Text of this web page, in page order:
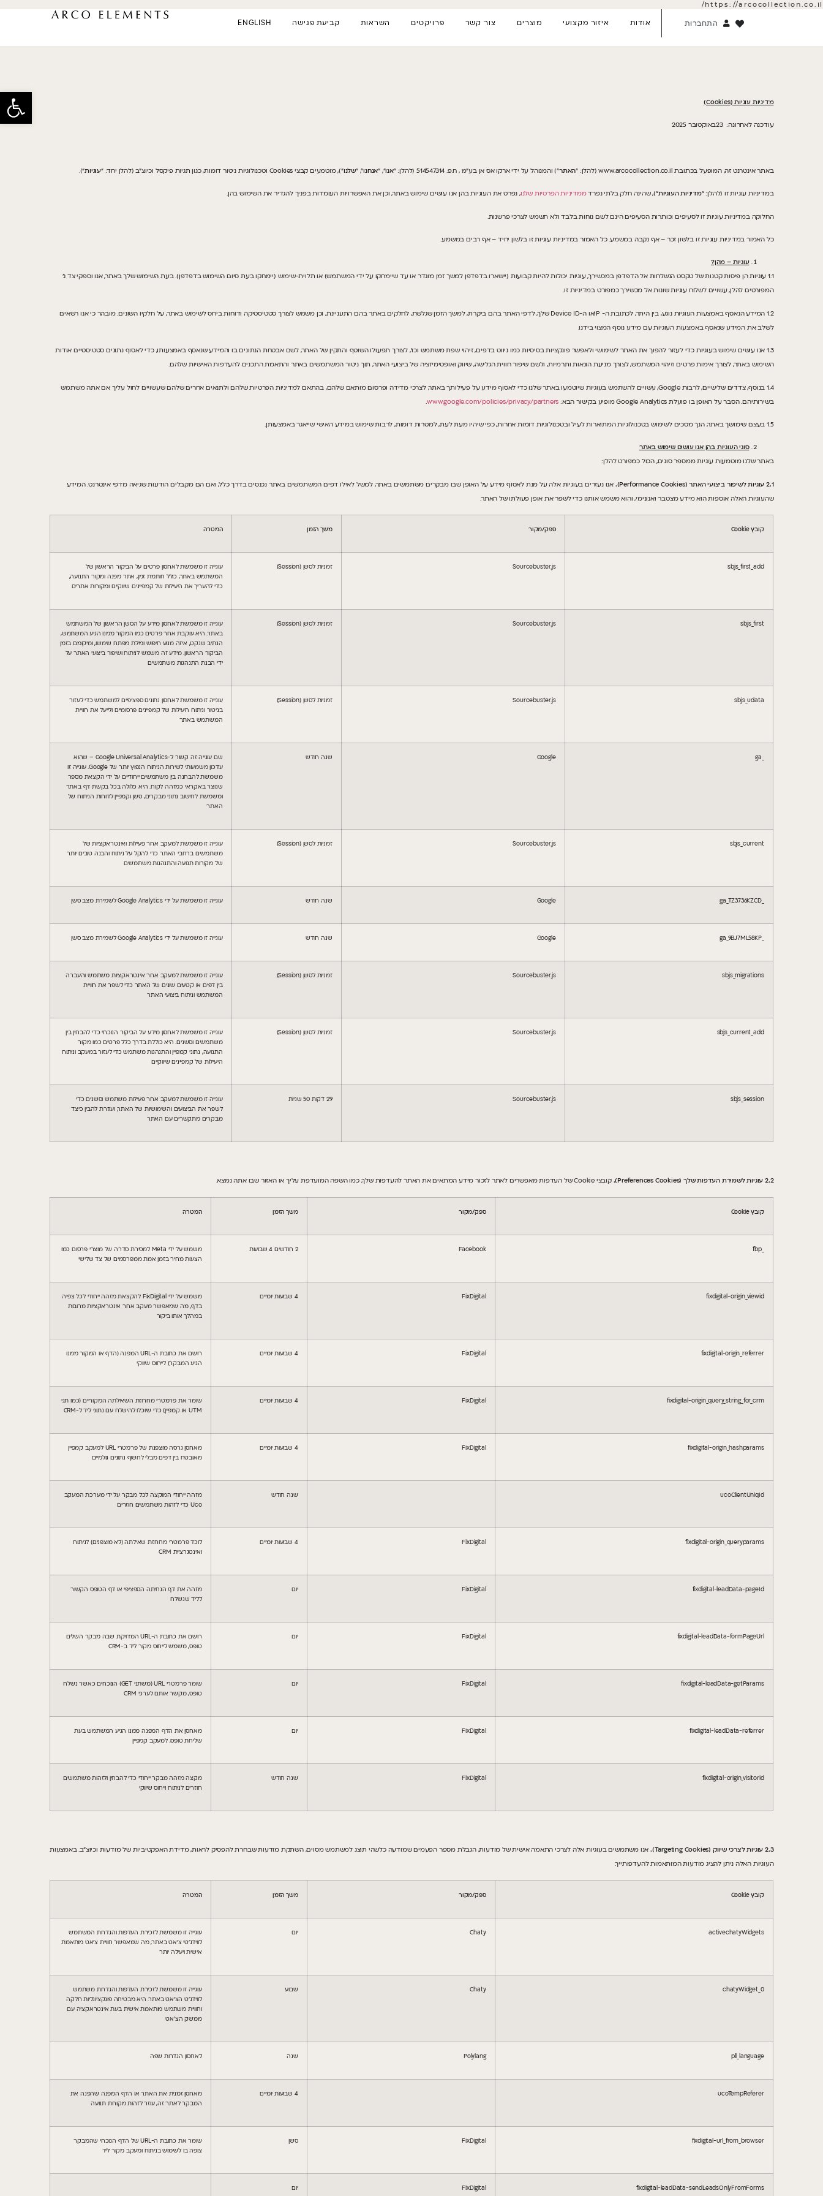
https://arcocollection.co.il/
התחברות אודות איזור מקצועי מוצרים צור קשר פרויקטים השראות קביעת פגישה ENGLISH
מדיניות עוגיות (
Cookies
)
עודכנה לאחרונה: 23באוקטובר 2025
באתר אינטרנט זה, המופעל בכתובת www.arcocollection.co.il (להלן: “ האתר“) והמנוהל על ידי ארקו אס אן בע”מ , ח.פ. 514547314 (להלן: “ אנו“, “אנחנו“, “שלנו“), מוטמעים קבצי Cookies וטכנולוגיות ניטור דומות, כגון תגיות פיקסל וכיוצ”ב (להלן יחד: “ עוגיות“).
במדיניות עוגיות זו (להלן: “מדיניות העוגיות“), שהינה חלק בלתי נפרדממדיניות הפרטיות שלנו, נפרט את העוגיות בהן אנו עושים שימוש באתר, וכן את האפשרויות העומדות בפניך להגדיר את השימוש בהן.
החלוקה במדיניות עוגיות זו לסעיפים וכותרות הסעיפים הינם לשם נוחות בלבד ולא תשמש לצרכי פרשנות.
כל האמור במדיניות עוגיות זו בלשון זכר – אף נקבה במשמע. כל האמור במדיניות עוגיות זו בלשון יחיד – אף רבים במשמע.
עוגיות – מהן?
1.1 עוגיות הן פיסות קטנות של טקסט הנשלחות אל הדפדפן במכשירך, עוגיות יכולות להיות קבועות (יישארו בדפדפן למשך זמן מוגדר או עד שיימחקו על ידי המשתמש) או תלוית-שימוש (יימחקו בעת סיום השימוש בדפדפן). בעת השימוש שלך באתר, אנו וספקי צד ג’
המפורטים להלן, עשויים לשלוח עוגיות שונות אל מכשירך כמפורט במדיניות זו.
1.2 המידע הנאסף באמצעות העוגיות נוגע, בין היתר, לכתובת ה- IPאו ה-Device ID שלך, לדפי האתר בהם ביקרת, למשך הזמן שגלשת, לחלקים באתר בהם התעניינת, וכן משמש לצורך סטטיסטיקה ודוחות ביחס לשימוש באתר, על חלקיו השונים. מובהר כי אנו רשאים
לשלב את המידע שנאסף באמצעות העוגיות עם מידע נוסף המצוי בידנו.
1.3 אנו עושים שימוש בעוגיות כדי לעזור להפוך את האתר לשימושי ולאפשר פונקציות בסיסיות כמו ניווט בדפים, זיהוי שפת משתמש וכו’, לצורך תפעולו השוטף והתקין של האתר, לשם אבטחת הנתונים בו והמידע שנאסף באמצעותו, כדי לאסוף נתונים סטטיסטיים אודות
השימוש באתר, לצורך אימות פרטים וזיהוי המשתמש, לצורך מניעת הונאות ותרמיות, ולשם שיפור חווית הגלישה, שיווק ואופטימיזציה של ביצועי האתר, תוך ניטור המשתמשים באתר והתאמת התכנים להעדפות האישיות שלהם.
1.4 בנוסף, צדדים שלישיים, לרבות Google, עשויים להשתמש בעוגיות שיוטמעו באתר שלנו כדי לאסוף מידע על פעילותך באתר, לצרכי מדידה ופרסום מותאם שלהם, בהתאם למדיניות הפרטיות שלהם ולתנאים אחרים שלהם שעשויים לחול עליך אם אתה משתמש
בשירותיהם. הסבר על האופן בו פועלת Google Analytics מופיע בקישור הבא:
www.google.com/policies/privacy/partners
.
1.5 בעצם שימושך באתר, הנך מסכים לשימוש בטכנולוגיות המתוארות לעיל ובטכנולוגיות דומות אחרות, כפי שיהיו מעת לעת, למטרות דומות, לרבות שימוש במידע האישי שייאגר באמצעותן.
סוגי העוגיות בהן אנו עושים שימוש באתר
באתר שלנו מוטמעות עוגיות ממספר סוגים, הכול כמפורט להלן:
2.1 עוגיות לשיפור ביצועי האתר ( Performance Cookies
). אנו נעזרים בעוגיות אלה על מנת לאסוף מידע על האופן שבו מבקרים משתמשים באתר, למשל לאילו דפים המשתמשים באתר נכנסים בדרך כלל, ואם הם מקבלים הודעות שגיאה מדפי אינטרנט. המידע
שהעוגיות האלה אוספות הוא מידע מצטבר ואנונימי, והוא משמש אותנו כדי לשפר את אופן פעולתו של האתר.
קובץCookie ספק/מקור משך הזמן המטרה
sbjs_first_add
Sourcebuster.js זמניות לסשן (Session)
עוגייה זו משמשת לאחסון פרטים על הביקור הראשון של
המשתמש באתר, כולל חותמת זמן, אתר מפנה ומקור התנועה,
כדי להעריך את היעילות של קמפיינים שיווקיים ומקורות אתרים
sbjs_first
Sourcebuster.js זמניות לסשן (Session)
עוגייה זו משמשת לאחסון מידע על הסשן הראשון של המשתמש
באתר. היא עוקבת אחר פרטים כמו המקור ממנו הגיע המשתמש,
הנתיב שנקט, איזה מנוע חיפוש ומילת מפתח שימשו, ומיקומם בזמן
הביקור הראשון. מידע זה משמש לניתוח ושיפור ביצועי האתר על
ידי הבנת התנהגות משתמשים
sbjs_udata
Sourcebuster.js זמניות לסשן (Session)
עוגייה זו משמשת לאחסון נתונים ספציפיים למשתמש כדי לעזור
בניטור וניתוח היעילות של קמפיינים פרסומיים ולייעל את חוויית
המשתמש באתר
Google שנה חודש
שם עוגייה זה קשור ל-Google Universal Analytics – שהוא
עדכון משמעותי לשירות הניתוח הנפוץ יותר של Google. עוגייה זו
משמשת להבחנה בין משתמשים ייחודיים על ידי הקצאת מספר
שנוצר באקראי כמזהה לקוח. היא כלולה בכל בקשת דף באתר
ומשמשת לחישוב נתוני מבקרים, סשן וקמפיין לדוחות הניתוח של
האתר
sbjs_current
Sourcebuster.js זמניות לסשן (Session)
עוגייה זו משמשת למעקב אחר פעילות ואינטראקציות של
משתמשים ברחבי האתר כדי להקל על ניתוח והבנה טובים יותר
של מקורות תנועה והתנהגות משתמשים
_ga_TZ3736KZCD
Google שנה חודש עוגייה זו משמשת על ידי Google Analytics לשמירת מצב סשן
_ga_9BJ7ML58KP
Google שנה חודש עוגייה זו משמשת על ידי Google Analytics לשמירת מצב סשן
sbjs_migrations
Sourcebuster.js זמניות לסשן (Session)
עוגייה זו משמשת למעקב אחר אינטראקציות משתמש והעברה
בין דפים או קטעים שונים של האתר כדי לשפר את חוויית
המשתמש וניתוח ביצועי האתר
sbjs_current_add
Sourcebuster.js זמניות לסשן (Session)
עוגייה זו משמשת לאחסון מידע על הביקור הנוכחי כדי להבחין בין
משתמשים וסשנים. היא כוללת בדרך כלל פרטים כמו מקור
התנועה, נתוני קמפיין והתנהגות משתמש כדי לעזור במעקב וניתוח
היעילות של קמפיינים שיווקיים
sbjs_session
Sourcebuster.js 29 דקות 50 שניות
עוגייה זו משמשת למעקב אחר פעילות משתמש וסשנים כדי
לשפר את הביצועים והשימושיות של האתר, ועוזרת להבין כיצד
מבקרים מתקשרים עם האתר
2.2 עוגיות לשמירת העדפות שלך ( Preferences Cookies
).קובצי Cookie של העדפות מאפשרים לאתר לזכור מידע המתאים את האתר להעדפות שלך, כמו השפה המועדפת עליך או האזור שבו אתה נמצא.
קובץCookie ספק/מקור משך הזמן המטרה
_fbp
Facebook 2 חודשים 4 שבועות
משמש על ידי Meta למסירת סדרה של מוצרי פרסום כמו
הצעות מחיר בזמן אמת ממפרסמים של צד שלישי
fixdigital-origin_viewid
FixDigital 4 שבועות יומיים
משמש על ידי FixDigital להקצאת מזהה ייחודי לכל צפיה
בדף, מה שמאפשר מעקב אחר אינטראקציות מרובות
במהלך אותו ביקור
fixdigital-origin_referrer
FixDigital 4 שבועות יומיים
רושם את כתובת ה-URL המפנה (הדף או המקור ממנו
הגיע המבקר) לייחוס שיווקי
fixdigital-origin_query_string_for_crm
FixDigital 4 שבועות יומיים
שומר את פרמטרי מחרוזת השאילתה המקוריים (כמו תגי
UTM או קמפיין) כדי שיוכלו להישלח עם נתוני ליד ל-CRM
fixdigital-origin_hashparams
FixDigital 4 שבועות יומיים
מאחסן גרסה מוצפנת של פרמטרי URL למעקב קמפיין
מאובטח בין דפים מבלי לחשוף נתונים גולמיים
ucoClientUniqId שנה חודש
מזהה ייחודי המוקצה לכל מבקר על ידי מערכת המעקב
Uco כדי לזהות משתמשים חוזרים
fixdigital-origin_queryparams
FixDigital 4 שבועות יומיים
לוכד פרמטרי מחרוזת שאילתה (לא מוצפנים) לניתוח
ואינטגרציית CRM
fixdigital-leadData-pageId
FixDigital יום
מזהה את דף הנחיתה הספציפי או דף הטופס הקשור
לליד שנשלח
fixdigital-leadData-formPageUrl
FixDigital יום
רושם את כתובת ה-URL המדויקת שבה מבקר השלים
טופס, משמש לייחוס מקור ליד ב-CRM
fixdigital-leadData-getParams
FixDigital יום
שומר פרמטרי URL (משתני GET) הנוכחים כאשר נשלח
טופס, מקשר אותם לערכי CRM
fixdigital-leadData-referrer
FixDigital יום
מאחסן את הדף המפנה ממנו הגיע המשתמש בעת
שליחת טופס, למעקב קמפיין
fixdigital-origin_visitorid
FixDigital שנה חודש
מקצה מזהה מבקר ייחודי כדי להבחין ולזהות משתמשים
חוזרים לניתוח וייחוס שיווקי
2.3 עוגיות לצרכי שיווק ( Targeting Cookies
). אנו משתמשים בעוגיות אלה לצרכי התאמה אישית של מודעות, הגבלת מספר הפעמים שמודעה כלשהי תוצג למשתמש מסוים, השתקת מודעות שבחרת להפסיק לראות, מדידת האפקטיביות של מודעות וכיוצ”ב. באמצעות
העוגיות האלה ניתן להציג מודעות המותאמות להעדפותייך.
קובץCookie ספק/מקור משך הזמן המטרה
activechatyWidgets
Chaty יום
עוגייה זו משמשת לזכירת העדפות והגדרות המשתמש
לווידג’טי צ’אט באתר, מה שמאפשר חוויית צ’אט מותאמת
אישית ויעילה יותר
chatyWidget_0
Chaty שבוע
עוגייה זו משמשת לזכירת העדפות והגדרות משתמש
לווידג’ט הצ’אט באתר. היא מבטיחה פונקציונליות חלקה
וחוויית משתמש מותאמת אישית בעת אינטראקציה עם
ממשק הצ’אט
pll_language
Polylang שנה לאחסון הגדרות שפה
ucoTempReferer 4 שבועות יומיים
מאחסן זמנית את האתר או הדף המפנה שהפנה את
המבקר לאתר זה, עוזר לזהות מקורות תנועה
fixdigital-url_from_browser
FixDigital סשן
שומר את כתובת ה-URL של הדף הנוכחי שהמבקר
צופה בו לשימוש בניתוח ומעקב מקור ליד
fixdigital-leadData-sendLeadsOnlyFromForms
FixDigital יום